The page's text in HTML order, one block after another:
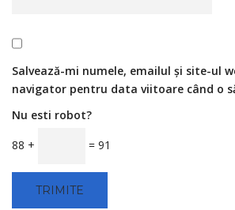
Salvează-mi numele, emailul și site-ul
navigator pentru data viitoare când o
Nu esti robot?
88 +
= 91